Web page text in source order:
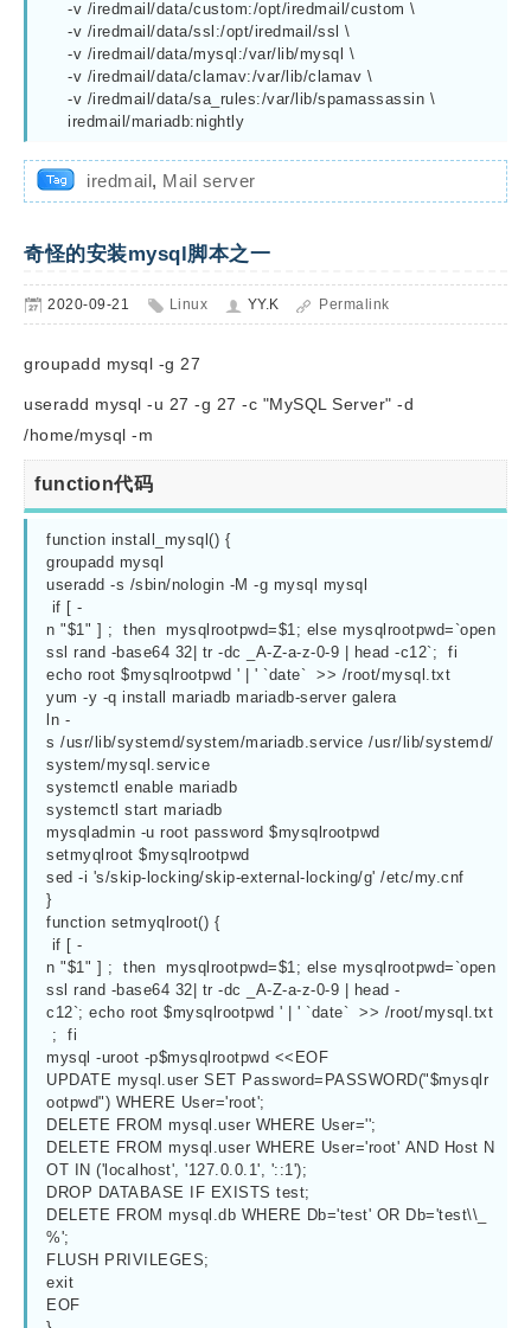
-v /iredmail/data/custom:/opt/iredmail/custom \
-v /iredmail/data/ssl:/opt/iredmail/ssl \
-v /iredmail/data/mysql:/var/lib/mysql \
-v /iredmail/data/clamav:/var/lib/clamav \
-v /iredmail/data/sa_rules:/var/lib/spamassassin \
iredmail/mariadb:nightly
iredmail, Mail server
奇怪的安装mysql脚本之一
2020-09-21 Linux YY.K Permalink
groupadd mysql -g 27
useradd mysql -u 27 -g 27 -c "MySQL Server" -d
/home/mysql -m
function代码
function install_mysql() {
groupadd mysql
useradd -s /sbin/nologin -M -g mysql mysql
if [ -
n "$1" ] ;  then  mysqlrootpwd=$1; else mysqlrootpwd=`open
ssl rand -base64 32| tr -dc _A-Z-a-z-0-9 | head -c12`;  fi
echo root $mysqlrootpwd ' | ' `date`  >> /root/mysql.txt
yum -y -q install mariadb mariadb-server galera
ln -
s /usr/lib/systemd/system/mariadb.service /usr/lib/systemd/
system/mysql.service
systemctl enable mariadb
systemctl start mariadb
mysqladmin -u root password $mysqlrootpwd
setmyqlroot $mysqlrootpwd
sed -i 's/skip-locking/skip-external-locking/g' /etc/my.cnf
}
function setmyqlroot() {
if [ -
n "$1" ] ;  then  mysqlrootpwd=$1; else mysqlrootpwd=`open
ssl rand -base64 32| tr -dc _A-Z-a-z-0-9 | head -
c12`; echo root $mysqlrootpwd ' | ' `date`  >> /root/mysql.txt
;  fi
mysql -uroot -p$mysqlrootpwd <<EOF
UPDATE mysql.user SET Password=PASSWORD("$mysqlr
ootpwd") WHERE User='root';
DELETE FROM mysql.user WHERE User='';
DELETE FROM mysql.user WHERE User='root' AND Host N
OT IN ('localhost', '127.0.0.1', '::1');
DROP DATABASE IF EXISTS test;
DELETE FROM mysql.db WHERE Db='test' OR Db='test\\_
%';
FLUSH PRIVILEGES;
exit
EOF